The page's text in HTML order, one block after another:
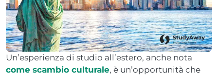
Un’esperienza di studio all’estero, anche nota
come scambio culturale, è un’opportunità che